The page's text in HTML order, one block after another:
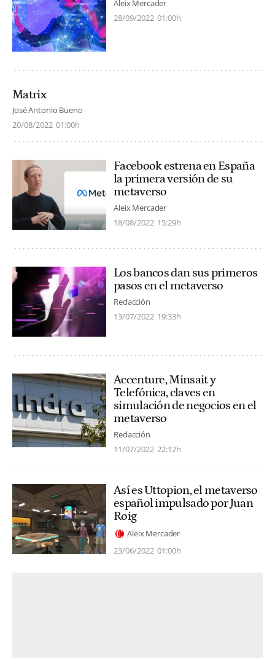
Aleix Mercader
28/09/2022 01:00h
Matrix
José Antonio Bueno
20/08/2022 01:00h
Facebook estrena en España
la primera versión de su
metaverso
Aleix Mercader
18/08/2022 15:29h
Los bancos dan sus primeros
pasos en el metaverso
Redacción
13/07/2022 19:33h
Accenture, Minsait y
Telefónica, claves en
simulación de negocios en el
metaverso
Redacción
11/07/2022 22:12h
Así es Uttopion, el metaverso
español impulsado por Juan
Roig
Aleix Mercader
23/06/2022 01:00h